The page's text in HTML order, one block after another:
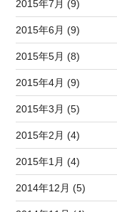
2015年7月 (9)
2015年6月 (9)
2015年5月 (8)
2015年4月 (9)
2015年3月 (5)
2015年2月 (4)
2015年1月 (4)
2014年12月 (5)